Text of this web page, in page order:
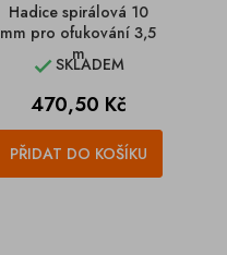
Hadice spirálová 10
mm pro ofukování 3,5
m
SKLADEM
Cena
470,50 Kč
PŘIDAT DO KOŠÍKU